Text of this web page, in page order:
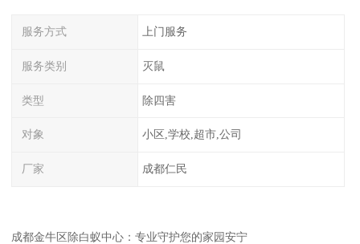
服务方式 上门服务
服务类别 灭鼠
类型 除四害
对象 小区,学校,超市,公司
厂家 成都仁民
成都金牛区除白蚁中心：专业守护您的家园安宁